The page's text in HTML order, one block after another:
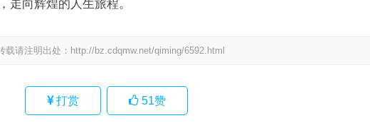
走向辉煌的人生旅程。
请注明出处： http://bz.cdqmw.net/qiming/6592.html
打赏 51赞